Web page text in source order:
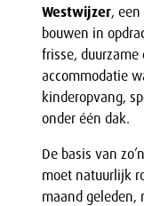
Westwijzer,
bouwen in
frisse,
accommodatie
kinderopvang,
onder één dak.
De basis van zo’n
moet natuurlijk
maand geleden,